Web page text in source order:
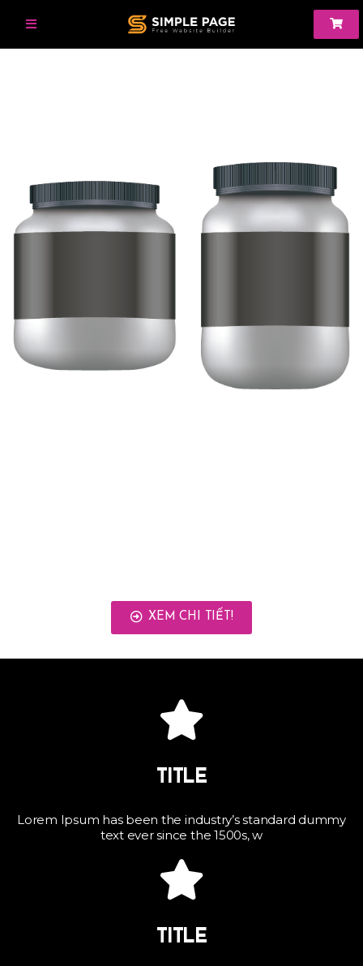
XEM CHI TIẾT!
TITLE
Lorem Ipsum has been the industry’s standard dummy
text ever since the 1500s, w
TITLE